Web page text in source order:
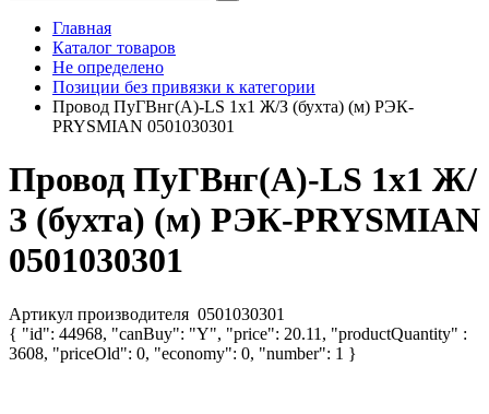
Главная
Каталог товаров
Не определено
Позиции без привязки к категории
Провод ПуГВнг(А)-LS 1х1 Ж/З (бухта) (м) РЭК-
PRYSMIAN 0501030301
Провод ПуГВнг(А)-LS 1х1 Ж/
З (бухта) (м) РЭК-PRYSMIAN
0501030301
Артикул производителя 0501030301
{ "id": 44968, "canBuy": "Y", "price": 20.11, "productQuantity" :
3608, "priceOld": 0, "economy": 0, "number": 1 }